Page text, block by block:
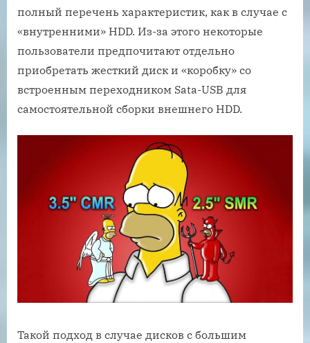
полный перечень характеристик, как в случае с
«внутренними» HDD. Из-за этого некоторые
пользователи предпочитают отдельно
приобретать жесткий диск и «коробку» со
встроенным переходником Sata-USB для
самостоятельной сборки внешнего HDD.
Такой подход в случае дисков с большим